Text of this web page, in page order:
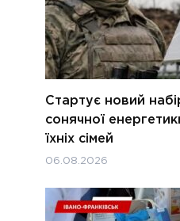
Стартує новий
сонячної
їхніх сімей
06.08.2026